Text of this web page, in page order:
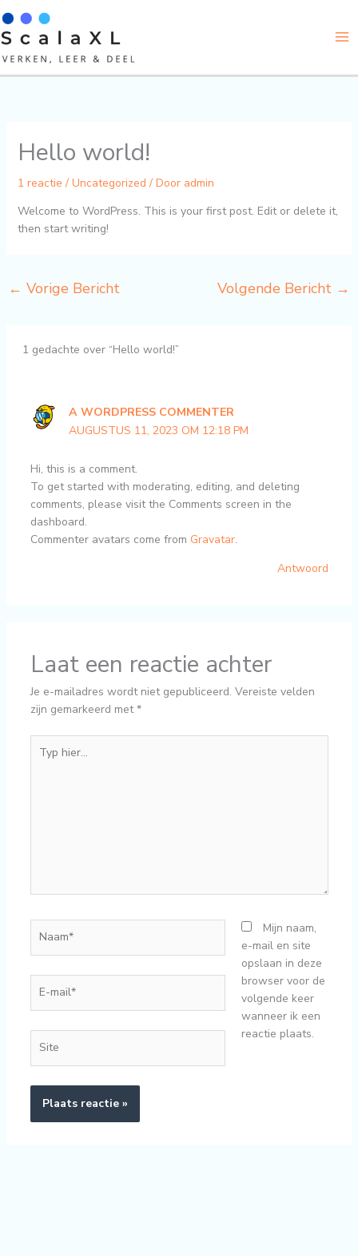
naar
de
inhoud
Hello world!
1 reactie / Uncategorized / Door admin
Welcome to WordPress. This is your first post. Edit or delete it,
then start writing!
← Vorige Bericht Volgende Bericht →
1 gedachte over “Hello world!”
A WORDPRESS COMMENTER
AUGUSTUS 11, 2023 OM 12:18 PM
Hi, this is a comment.
To get started with moderating, editing, and deleting
comments, please visit the Comments screen in the
dashboard.
Commenter avatars come from Gravatar.
Antwoord
Laat een reactie achter
Je e-mailadres wordt niet gepubliceerd. Vereiste velden
zijn gemarkeerd met*
hier...
mail*
Mijn naam,
e-mail en site
opslaan in deze
browser voor de
volgende keer
wanneer ik een
reactie plaats.